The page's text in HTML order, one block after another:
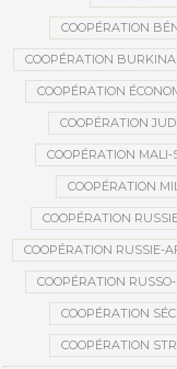
COOPÉRATION
COOPÉRATION
COOPÉRATION
COOPÉRATION
COOPÉRATION MALI-
COOPÉRATION
COOPÉRATION
COOPÉRATION RUSSIE-
COOPÉRATION
COOPÉRATION
COOPÉRATION